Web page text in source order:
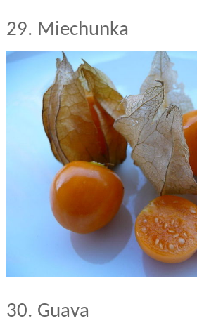
29. Miechunka
30. Guava